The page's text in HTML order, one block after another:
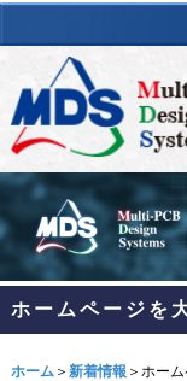
ホームページを
ホーム ＞ 新着情報 ＞ホー